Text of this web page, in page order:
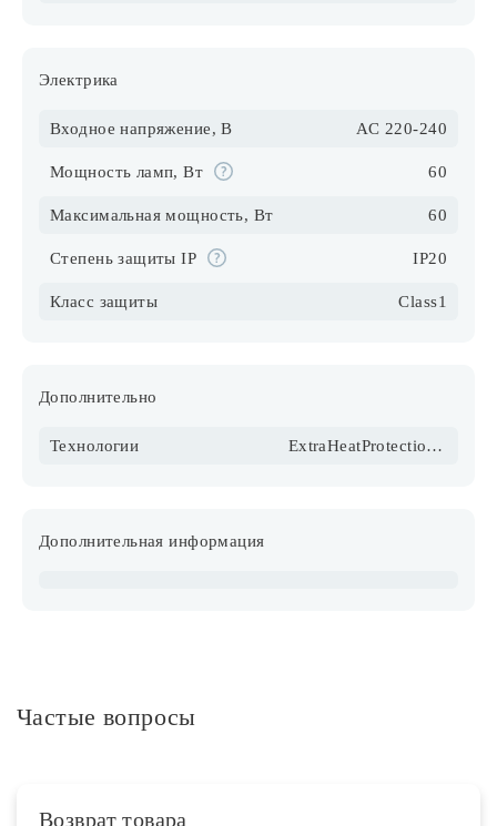
Электрика
Входное напряжение, В AC 220-240
Мощность ламп, Вт 60
Максимальная мощность, Вт 60
Степень защиты IP IP20
Класс защиты Class1
Дополнительно
Технологии ExtraHeatProtection,ExtraHeatGuard,OriginColor
Дополнительная информация
Частые вопросы
Возврат товара